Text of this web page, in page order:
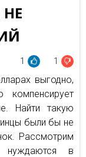
1 1
выгодно,
Найти такую
были бы не
Рассмотрим
нуждаются в